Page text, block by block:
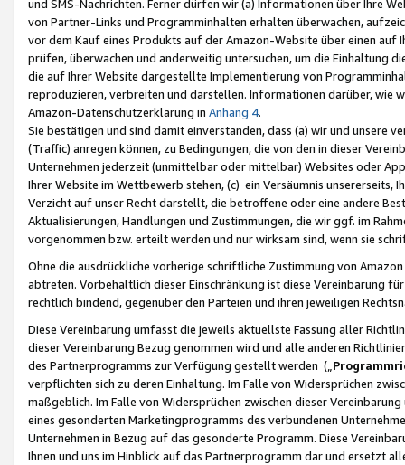
und SMS-Nachrichten. Ferner dürfen wir (a) Informationen über Ihre
von Partner-Links und Programminhalten erhalten überwachen,
vor dem Kauf eines Produkts auf der Amazon-Website über einen
prüfen, überwachen und anderweitig untersuchen, um die Einhaltung
die auf Ihrer Website dargestellte Implementierung von
reproduzieren, verbreiten und darstellen. Informationen darüber, wie
Amazon-Datenschutzerklärung in Anhang 4.
Sie bestätigen und sind damit einverstanden, dass (a) wir und
(Traffic) anregen können, zu Bedingungen, die von den in dieser
Unternehmen jederzeit (unmittelbar oder mittelbar) Websites oder
Ihrer Website im Wettbewerb stehen, (c) ein Versäumnis unsererseits,
Verzicht auf unser Recht darstellt, die betroffene oder eine andere
Aktualisierungen, Handlungen und Zustimmungen, die wir ggf. im
vorgenommen bzw. erteilt werden und nur wirksam sind, wenn sie
Ohne die ausdrückliche vorherige schriftliche Zustimmung von
abtreten. Vorbehaltlich dieser Einschränkung ist diese Vereinbarung
rechtlich bindend, gegenüber den Parteien und ihren jeweiligen
Diese Vereinbarung umfasst die jeweils aktuellste Fassung aller
dieser Vereinbarung Bezug genommen wird und alle anderen
des Partnerprogramms zur Verfügung gestellt werden („
verpflichten sich zu deren Einhaltung. Im Falle von Widersprüchen
maßgeblich. Im Falle von Widersprüchen zwischen dieser
eines gesonderten Marketingprogramms des verbundenen
Unternehmen in Bezug auf das gesonderte Programm. Diese
Ihnen und uns im Hinblick auf das Partnerprogramm dar und ersetzt